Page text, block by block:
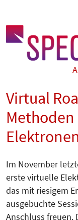
Virtual
Im November
erste virtuelle
das mit riesigem
ausgebuchte
Anschluss freuen.